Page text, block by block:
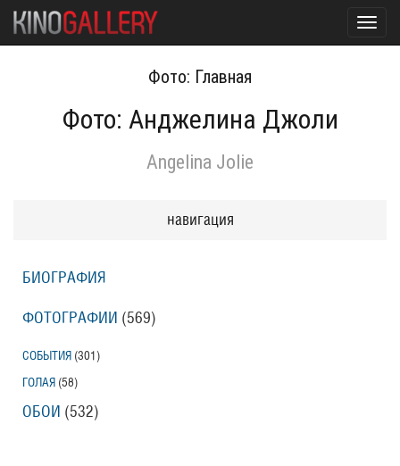
Фото: Главная
Фото: Анджелина Джоли
Angelina Jolie
навигация
БИОГРАФИЯ
ФОТОГРАФИИ (569)
СОБЫТИЯ (301 )
ГОЛАЯ (58)
ОБОИ (532)